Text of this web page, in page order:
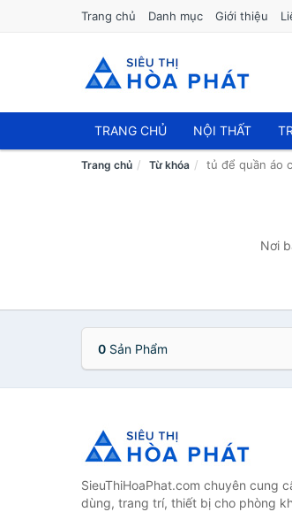
Trang chủ Danh mục Giới thiệu
TRANG CHỦ NỘI THẤT
Trang chủ Từ khóa tủ để quần áo
Nơi
0 Sản Phẩm
SieuThiHoaPhat.com chuyên cung
dùng, trang trí, thiết bị cho phòng